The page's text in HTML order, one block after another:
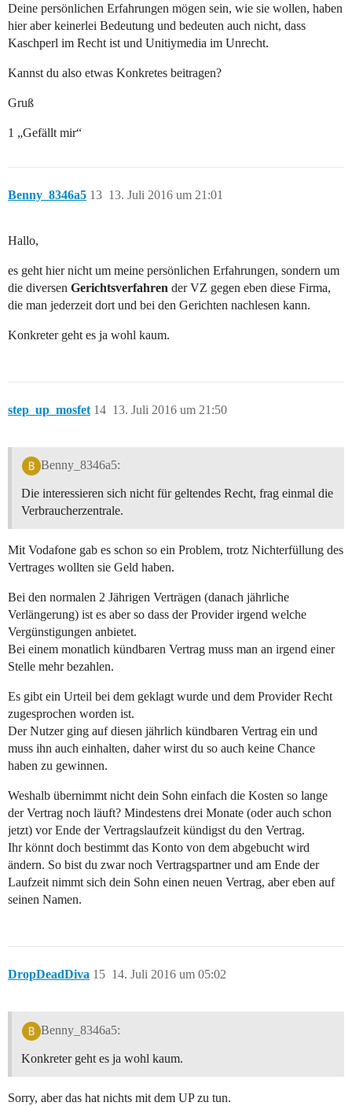
Deine persönlichen Erfahrungen mögen sein, wie sie wollen, haben
hier aber keinerlei Bedeutung und bedeuten auch nicht, dass
Kaschperl im Recht ist und Unitiymedia im Unrecht.
Kannst du also etwas Konkretes beitragen?
Gruß
1 „Gefällt mir“
Benny_8346a5 13. Juli 2016 um 21:01
13
Hallo,
es geht hier nicht um meine persönlichen Erfahrungen, sondern um
die diversen Gerichtsverfahren der VZ gegen eben diese Firma,
die man jederzeit dort und bei den Gerichten nachlesen kann.
Konkreter geht es ja wohl kaum.
step_up_mosfet 13. Juli 2016 um 21:50
14
Benny_8346a5:
Die interessieren sich nicht für geltendes Recht, frag einmal die
Verbraucherzentrale.
Mit Vodafone gab es schon so ein Problem, trotz Nichterfüllung des
Vertrages wollten sie Geld haben.
Bei den normalen 2 Jährigen Verträgen (danach jährliche
Verlängerung) ist es aber so dass der Provider irgend welche
Vergünstigungen anbietet.
Bei einem monatlich kündbaren Vertrag muss man an irgend einer
Stelle mehr bezahlen.
Es gibt ein Urteil bei dem geklagt wurde und dem Provider Recht
zugesprochen worden ist.
Der Nutzer ging auf diesen jährlich kündbaren Vertrag ein und
muss ihn auch einhalten, daher wirst du so auch keine Chance
haben zu gewinnen.
Weshalb übernimmt nicht dein Sohn einfach die Kosten so lange
der Vertrag noch läuft? Mindestens drei Monate (oder auch schon
jetzt) vor Ende der Vertragslaufzeit kündigst du den Vertrag.
Ihr könnt doch bestimmt das Konto von dem abgebucht wird
ändern. So bist du zwar noch Vertragspartner und am Ende der
Laufzeit nimmt sich dein Sohn einen neuen Vertrag, aber eben auf
seinen Namen.
DropDeadDiva 14. Juli 2016 um 05:02
15
Benny_8346a5:
Konkreter geht es ja wohl kaum.
Sorry, aber das hat nichts mit dem UP zu tun.